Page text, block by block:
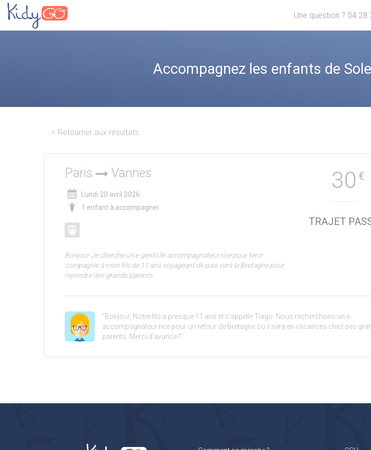
Une question ? 04 28
Accompagnez les enfants de
< Retourner aux résultats
Paris Vannes
Lundi 20 avril 2026
1 enfant à accompagner
Bonjour Je cherche un.e gentil.lle accompagnateur.rice pour tenir
compagnie à mon fils de 11 ans voyageant de pais vers la Bretagne pour
rejoindre des grands parents.
30 €
TRAJET
"Bonjour, Notre fils a presque 11 ans et s'appelle Tiago. Nous recherchons un.e
accompagnateur.rice pour un retour de Bretagne où il sera en vacances chez ses
parents. Merci d'avance !"